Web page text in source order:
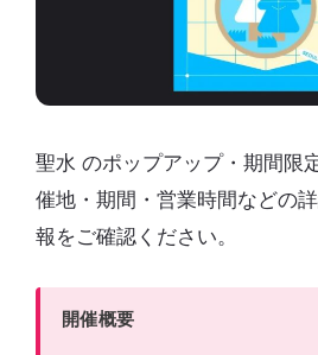
聖水 のポップアップ・期間限
催地・期間・営業時間などの
報をご確認ください。
開催概要